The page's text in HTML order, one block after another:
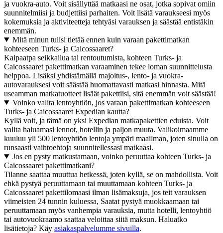
ja vuokra-auto. Voit sisällyttää matkaasi ne osat, jotka sopivat omiin
suunnitelmiisi ja budjettiisi parhaiten. Voit lisätä varaukseesi myös
kokemuksia ja aktiviteetteja tehtyäsi varauksen ja säästää entistäkin
enemmän.
Mitä minun tulisi tietää ennen kuin varaan pakettimatkan
kohteeseen Turks- ja Caicossaaret?
Kaipaatpa seikkailua tai rentoutumista, kohteen Turks- ja
Caicossaaret pakettimatkan varaaminen tekee loman suunnittelusta
helppoa. Lisäksi yhdistämällä majoitus-, lento- ja vuokra-
autovarauksesi voit säästää huomattavasti matkasi hinnasta. Mitä
useamman matkatuotteet lisäät pakettiisi, sitä enemmän voit säästää!
Voinko valita lentoyhtiön, jos varaan pakettimatkan kohteeseen
Turks- ja Caicossaaret Expedian kautta?
Kyllä voit, ja tämä on yksi Expedian matkapakettien eduista. Voit
valita haluamasi lennot, hotellin ja paljon muuta. Valikoimaamme
kuuluu yli 500 lentoyhtiön lentoja ympäri maailman, joten sinulla on
runsaasti vaihtoehtoja suunnitellessasi matkaasi.
Jos en pysty matkustamaan, voinko peruuttaa kohteen Turks- ja
Caicossaaret pakettimatkani?
Tilanne saattaa muuttua hetkessä, joten kyllä, se on mahdollista. Voit
ehkä pystyä peruuttamaan tai muuttamaan kohteen Turks- ja
Caicossaaret pakettilomaasi ilman lisämaksuja, jos teit varauksen
viimeisten 24 tunnin kuluessa, Saatat pystyä muokkaamaan tai
peruuttamaan myös vanhempia varauksia, mutta hotelli, lentoyhtiö
tai autovuokraamo saattaa veloittaa siitä maksun. Haluatko
lisätietoja? Käy asiakaspalvelumme sivuilla.